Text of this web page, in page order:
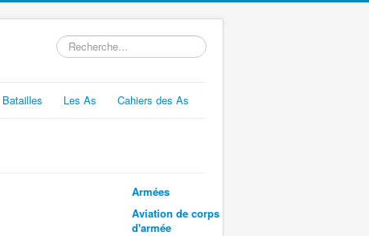
Rechercher
Batailles Les As Cahiers des As
Armées
Aviation de corps
d'armée